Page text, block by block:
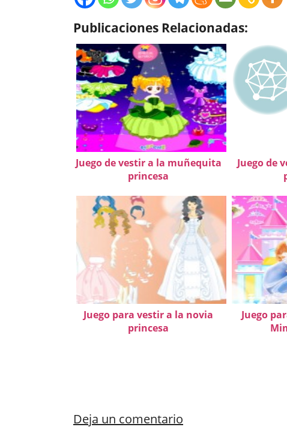
Publicaciones Relacionadas:
Juego de vestir a la muñequita
princesa
Juego de
Juego para vestir a la novia
princesa
Juego
Deja un comentario